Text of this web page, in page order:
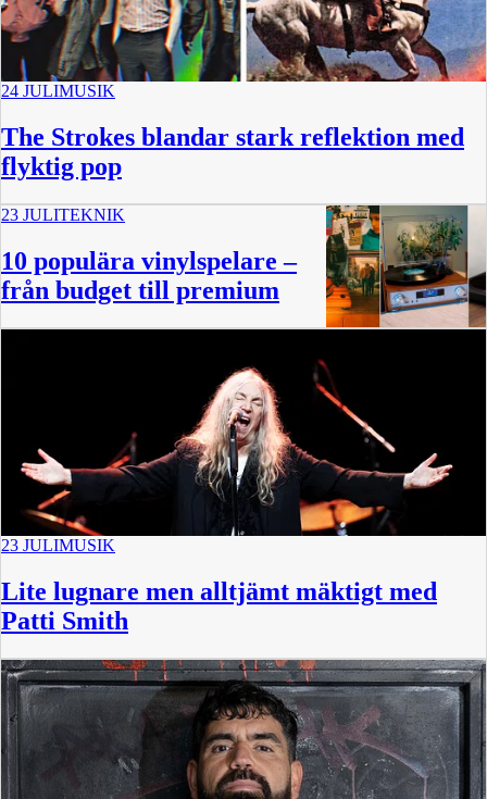
24 JULIMUSIK
The Strokes blandar stark reflektion med
flyktig pop
23 JULITEKNIK
10 populära vinylspelare –
från budget till premium
23 JULIMUSIK
Lite lugnare men alltjämt mäktigt med
Patti Smith